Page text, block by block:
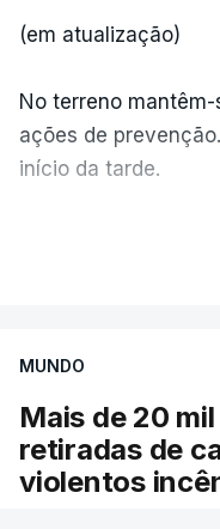
(em atualização)
No terreno
ações de
início da tarde.
MUNDO
Mais de 20
retiradas de
violentos